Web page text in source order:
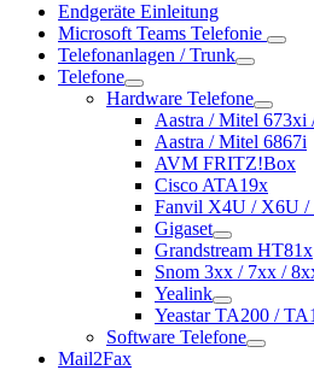
Endgeräte Einleitung
Microsoft Teams Telefonie
Telefonanlagen / Trunk
Telefone
Hardware Telefone
Aastra / Mitel 673xi
Aastra / Mitel 6867i
AVM FRITZ!Box
Cisco ATA19x
Fanvil X4U / X6U /
Gigaset
Grandstream HT81x
Snom 3xx / 7xx /
Yealink
Yeastar TA200 /
Software Telefone
Mail2Fax